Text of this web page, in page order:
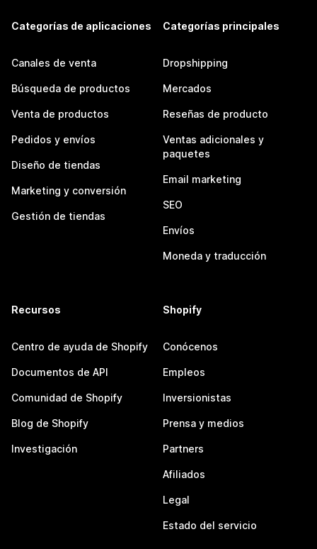
Categorías de aplicaciones
Canales de venta
Búsqueda de productos
Venta de productos
Pedidos y envíos
Diseño de tiendas
Marketing y conversión
Gestión de tiendas
Categorías principales
Dropshipping
Mercados
Reseñas de producto
Ventas adicionales y
paquetes
Email marketing
SEO
Envíos
Moneda y traducción
Recursos
Centro de ayuda de Shopify
Documentos de API
Comunidad de Shopify
Blog de Shopify
Investigación
Shopify
Conócenos
Empleos
Inversionistas
Prensa y medios
Partners
Afiliados
Legal
Estado del servicio